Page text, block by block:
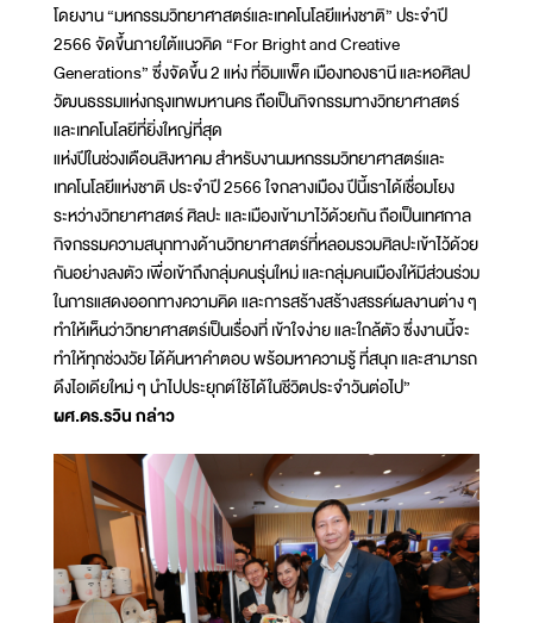
โดยงาน “มหกรรมวิทยาศาสตร์และเทคโนโลยีแห่งชาติ” ประจำปี
2566 จัดขึ้นภายใต้แนวคิด “For Bright and Creative
Generations” ซึ่งจัดขึ้น 2 แห่ง ที่อิมแพ็ค เมืองทองธานี และหอศิลป
วัฒนธรรมแห่งกรุงเทพมหานคร ถือเป็นกิจกรรมทางวิทยาศาสตร์
และเทคโนโลยีที่ยิ่งใหญ่ที่สุด
แห่งปีในช่วงเดือนสิงหาคม สำหรับงานมหกรรมวิทยาศาสตร์และ
เทคโนโลยีแห่งชาติ ประจำปี 2566 ใจกลางเมือง ปีนี้เราได้เชื่อมโยง
ระหว่างวิทยาศาสตร์ ศิลปะ และเมืองเข้ามาไว้ด้วยกัน ถือเป็นเทศกาล
กิจกรรมความสนุกทางด้านวิทยาศาสตร์ที่หลอมรวมศิลปะเข้าไว้ด้วย
กันอย่างลงตัว เพื่อเข้าถึงกลุ่มคนรุ่นใหม่ และกลุ่มคนเมืองให้มีส่วนร่วม
ในการแสดงออกทางความคิด และการสร้างสร้างสรรค์ผลงานต่าง ๆ
ทำให้เห็นว่าวิทยาศาสตร์เป็นเรื่องที่ เข้าใจง่าย และใกล้ตัว ซึ่งงานนี้จะ
ทำให้ทุกช่วงวัย ได้ค้นหาคำตอบ พร้อมหาความรู้ ที่สนุก และสามารถ
ดึงไอเดียใหม่ ๆ นำไปประยุกต์ใช้ได้ในชีวิตประจำวันต่อไป”
ผศ.ดร.รวิน กล่าว